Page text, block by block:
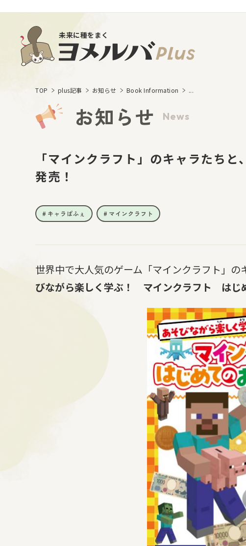
未来に種をまく
TOP plus記事 お知らせ Book Information ...
News
お知らせ
「マインクラフト」のキャラたち
発売！
キャラぱふぇ マインクラフト
世界中で大人気のゲーム「マインクラフト」
びながら楽しく学ぶ！ マインクラフト はじ